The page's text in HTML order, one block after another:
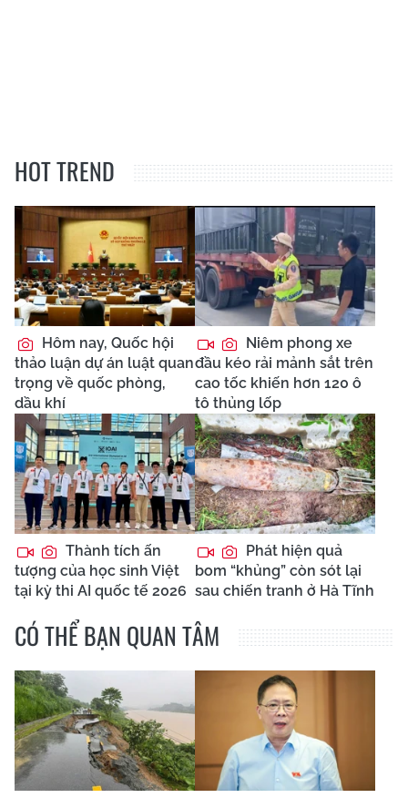
HOT TREND
Hôm nay, Quốc hội
thảo luận dự án luật quan
trọng về quốc phòng,
dầu khí
Niêm phong xe
đầu kéo rải mảnh sắt trên
cao tốc khiến hơn 120 ô
tô thủng lốp
Thành tích ấn
tượng của học sinh Việt
tại kỳ thi AI quốc tế 2026
Phát hiện quả
bom “khủng” còn sót lại
sau chiến tranh ở Hà Tĩnh
CÓ THỂ BẠN QUAN TÂM